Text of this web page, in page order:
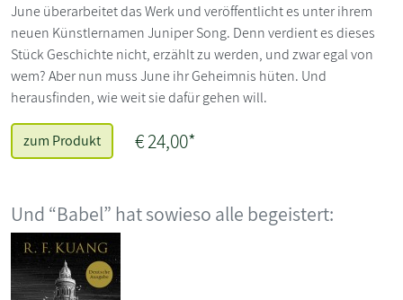
June überarbeitet das Werk und veröffentlicht es unter ihrem
neuen Künstlernamen Juniper Song. Denn verdient es dieses
Stück Geschichte nicht, erzählt zu werden, und zwar egal von
wem? Aber nun muss June ihr Geheimnis hüten. Und
herausfinden, wie weit sie dafür gehen will.
zum Produkt € 24,00*
Und “Babel” hat sowieso alle begeistert: